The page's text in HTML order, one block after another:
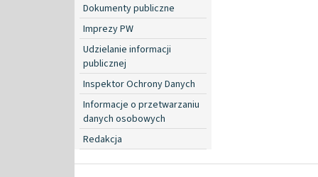
Dokumenty publiczne
Imprezy PW
Udzielanie informacji
publicznej
Inspektor Ochrony Danych
Informacje o przetwarzaniu
danych osobowych
Redakcja